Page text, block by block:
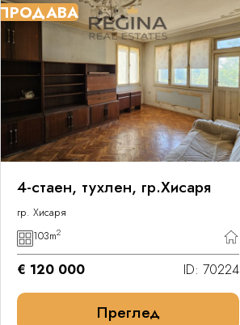
ПРОДАВА
4-стаен, тухлен, гр.Хисаря
гр. Хисаря
103m2
€ 120 000 ID: 70224
Преглед